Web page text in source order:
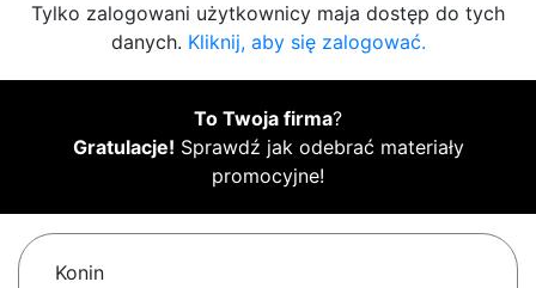
Tylko zalogowani użytkownicy maja dostęp do tych
danych. Kliknij, aby się zalogować.
To Twoja firma?
Gratulacje! Sprawdź jak odebrać materiały
promocyjne!
Konin